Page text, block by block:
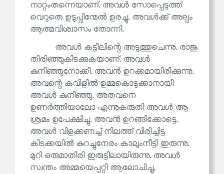
നാറ്റംതന്നെയാണ്. അവൾ സോപ്പെടുത്ത്
വെറുതെ ഉടുപ്പിന്മേൽ ഉരച്ചു. അവൾക്ക് അല്പം
ആത്മവിശ്വാസം തോന്നി.
അവൾ കട്ടിലിന്റെ അടുത്തുചെന്നു. രാജു
തിരിഞ്ഞുകിടക്കുകയാണ്. അവൾ
കുനിഞ്ഞുനോക്കി. അവൻ ഉറക്കമായിരിക്കുന്നു.
അവന്റെ കവിളിൽ ഉമ്മകൊടുക്കാനായി
അവൾ കുനിഞ്ഞു. അതവനെ
ഉണർത്തിയാലോ എന്നുകരുതി അവൾ ആ
ശ്രമം ഉപേക്ഷിച്ചു. അവൻ ഉറങ്ങിക്കോട്ടെ.
അവൾ വിളക്കണച്ച് നിലത്ത് വിരിച്ചിട്ട
കിടക്കയിൽ കുറച്ചുനേരം കാലുംനീട്ടി ഇരുന്നു.
മുറി ഒരുമാതിരി ഇരുട്ടിലായിരുന്നു. അവൾ
സ്വന്തം അമ്മയെപ്പറ്റി ആലോചിച്ചു,